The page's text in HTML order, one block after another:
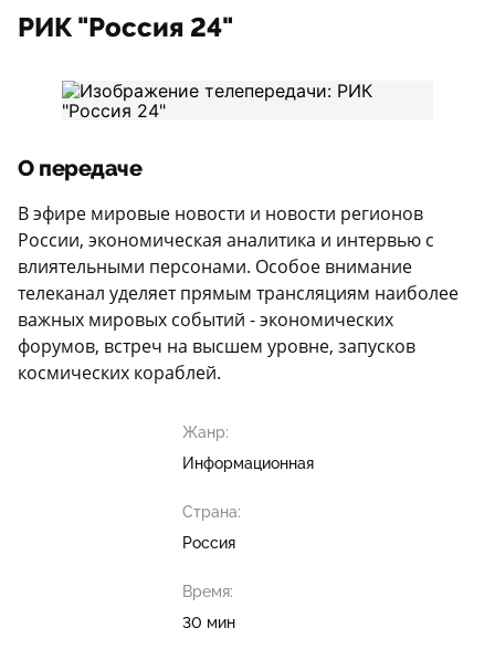
РИК "Россия 24"
О передаче
В эфире мировые новости и новости регионов
России, экономическая аналитика и интервью с
влиятельными персонами. Особое внимание
телеканал уделяет прямым трансляциям наиболее
важных мировых событий - экономических
форумов, встреч на высшем уровне, запусков
космических кораблей.
Жанр:
Информационная
Страна:
Россия
Время:
30 мин